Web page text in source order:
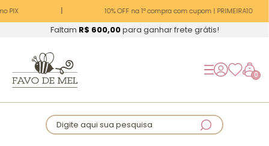
PIX 10% OFF na 1ª compra com cupom | PRIMEIRA10
Faltam R$ 600,00para ganhar frete grátis!
0
Digite aqui sua pesquisa